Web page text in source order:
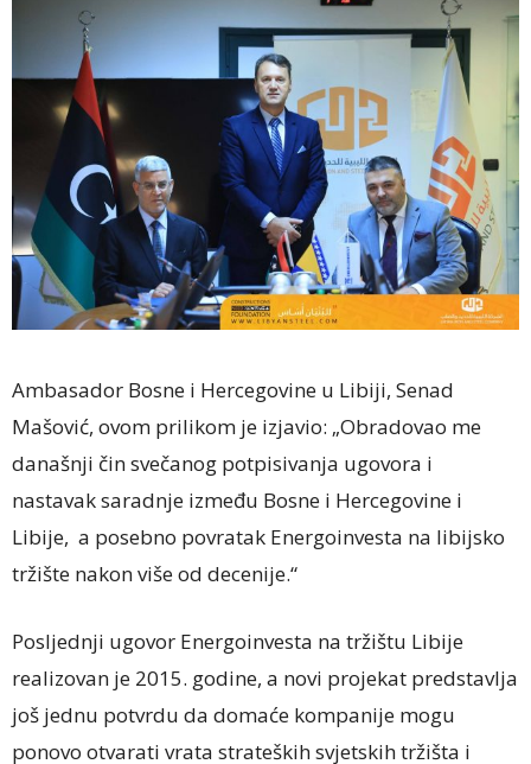
Ambasador Bosne i Hercegovine u Libiji, Senad
Mašović, ovom prilikom je izjavio: „Obradovao me
današnji čin svečanog potpisivanja ugovora i
nastavak saradnje između Bosne i Hercegovine i
Libije, a posebno povratak Energoinvesta na libijsko
tržište nakon više od decenije.“
Posljednji ugovor Energoinvesta na tržištu Libije
realizovan je 2015. godine, a novi projekat predstavlja
još jednu potvrdu da domaće kompanije mogu
ponovo otvarati vrata strateških svjetskih tržišta i